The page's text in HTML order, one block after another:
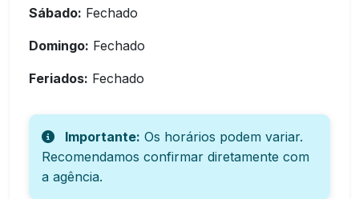
Sábado: Fechado
Domingo: Fechado
Feriados: Fechado
Importante: Os horários podem variar.
Recomendamos confirmar diretamente com
a agência.